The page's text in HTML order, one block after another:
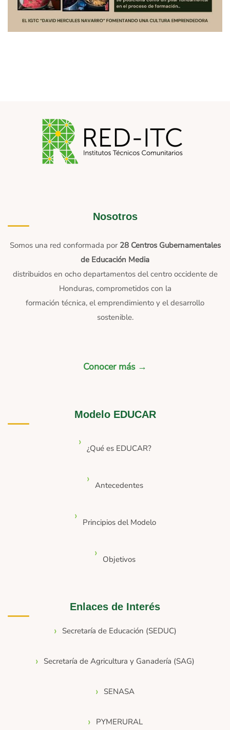
Nosotros
Somos una red conformada por 28 Centros Gubernamentales
de Educación Media
distribuidos en ocho departamentos del centro occidente de
Honduras, comprometidos con la
formación técnica, el emprendimiento y el desarrollo
sostenible.
Conocer más →
Modelo EDUCAR
¿Qué es EDUCAR?
Antecedentes
Principios del Modelo
Objetivos
Enlaces de Interés
Secretaría de Educación (SEDUC)
Secretaría de Agricultura y Ganadería (SAG)
SENASA
PYMERURAL